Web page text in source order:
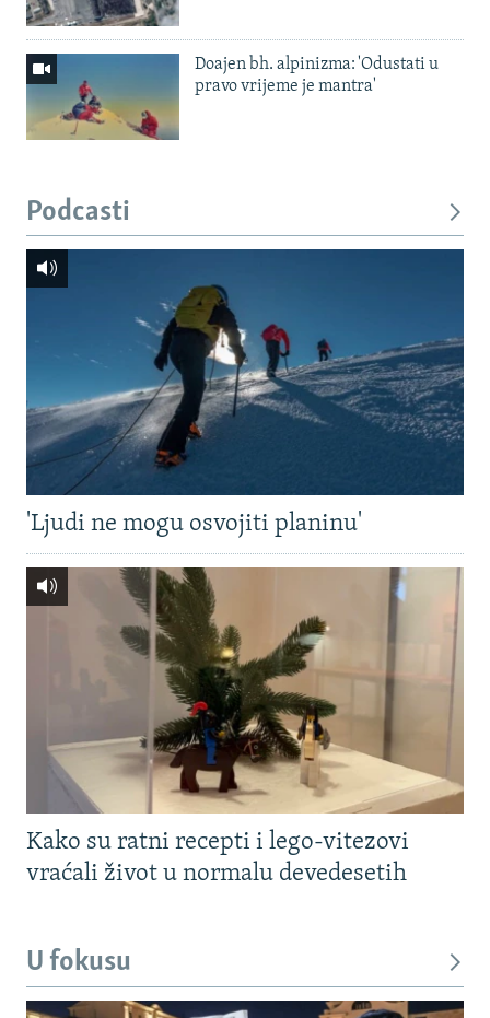
Doajen bh. alpinizma: 'Odustati u
pravo vrijeme je mantra'
Podcasti
'Ljudi ne mogu osvojiti planinu'
Kako su ratni recepti i lego-vitezovi
vraćali život u normalu devedesetih
U fokusu